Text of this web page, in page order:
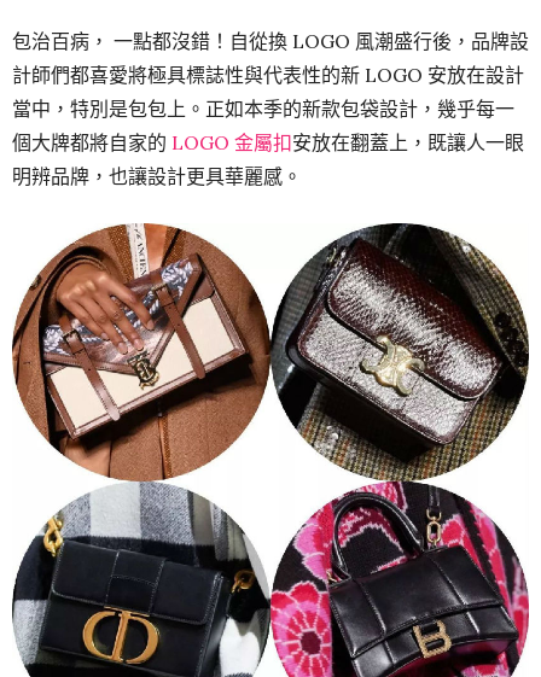
包治百病， 一點都沒錯！自從換 LOGO 風潮盛行後，品牌設
計師們都喜愛將極具標誌性與代表性的新 LOGO 安放在設計
當中，特別是包包上。正如本季的新款包袋設計，幾乎每一
個大牌都將自家的 LOGO 金屬扣安放在翻蓋上，既讓人一眼
明辨品牌，也讓設計更具華麗感。